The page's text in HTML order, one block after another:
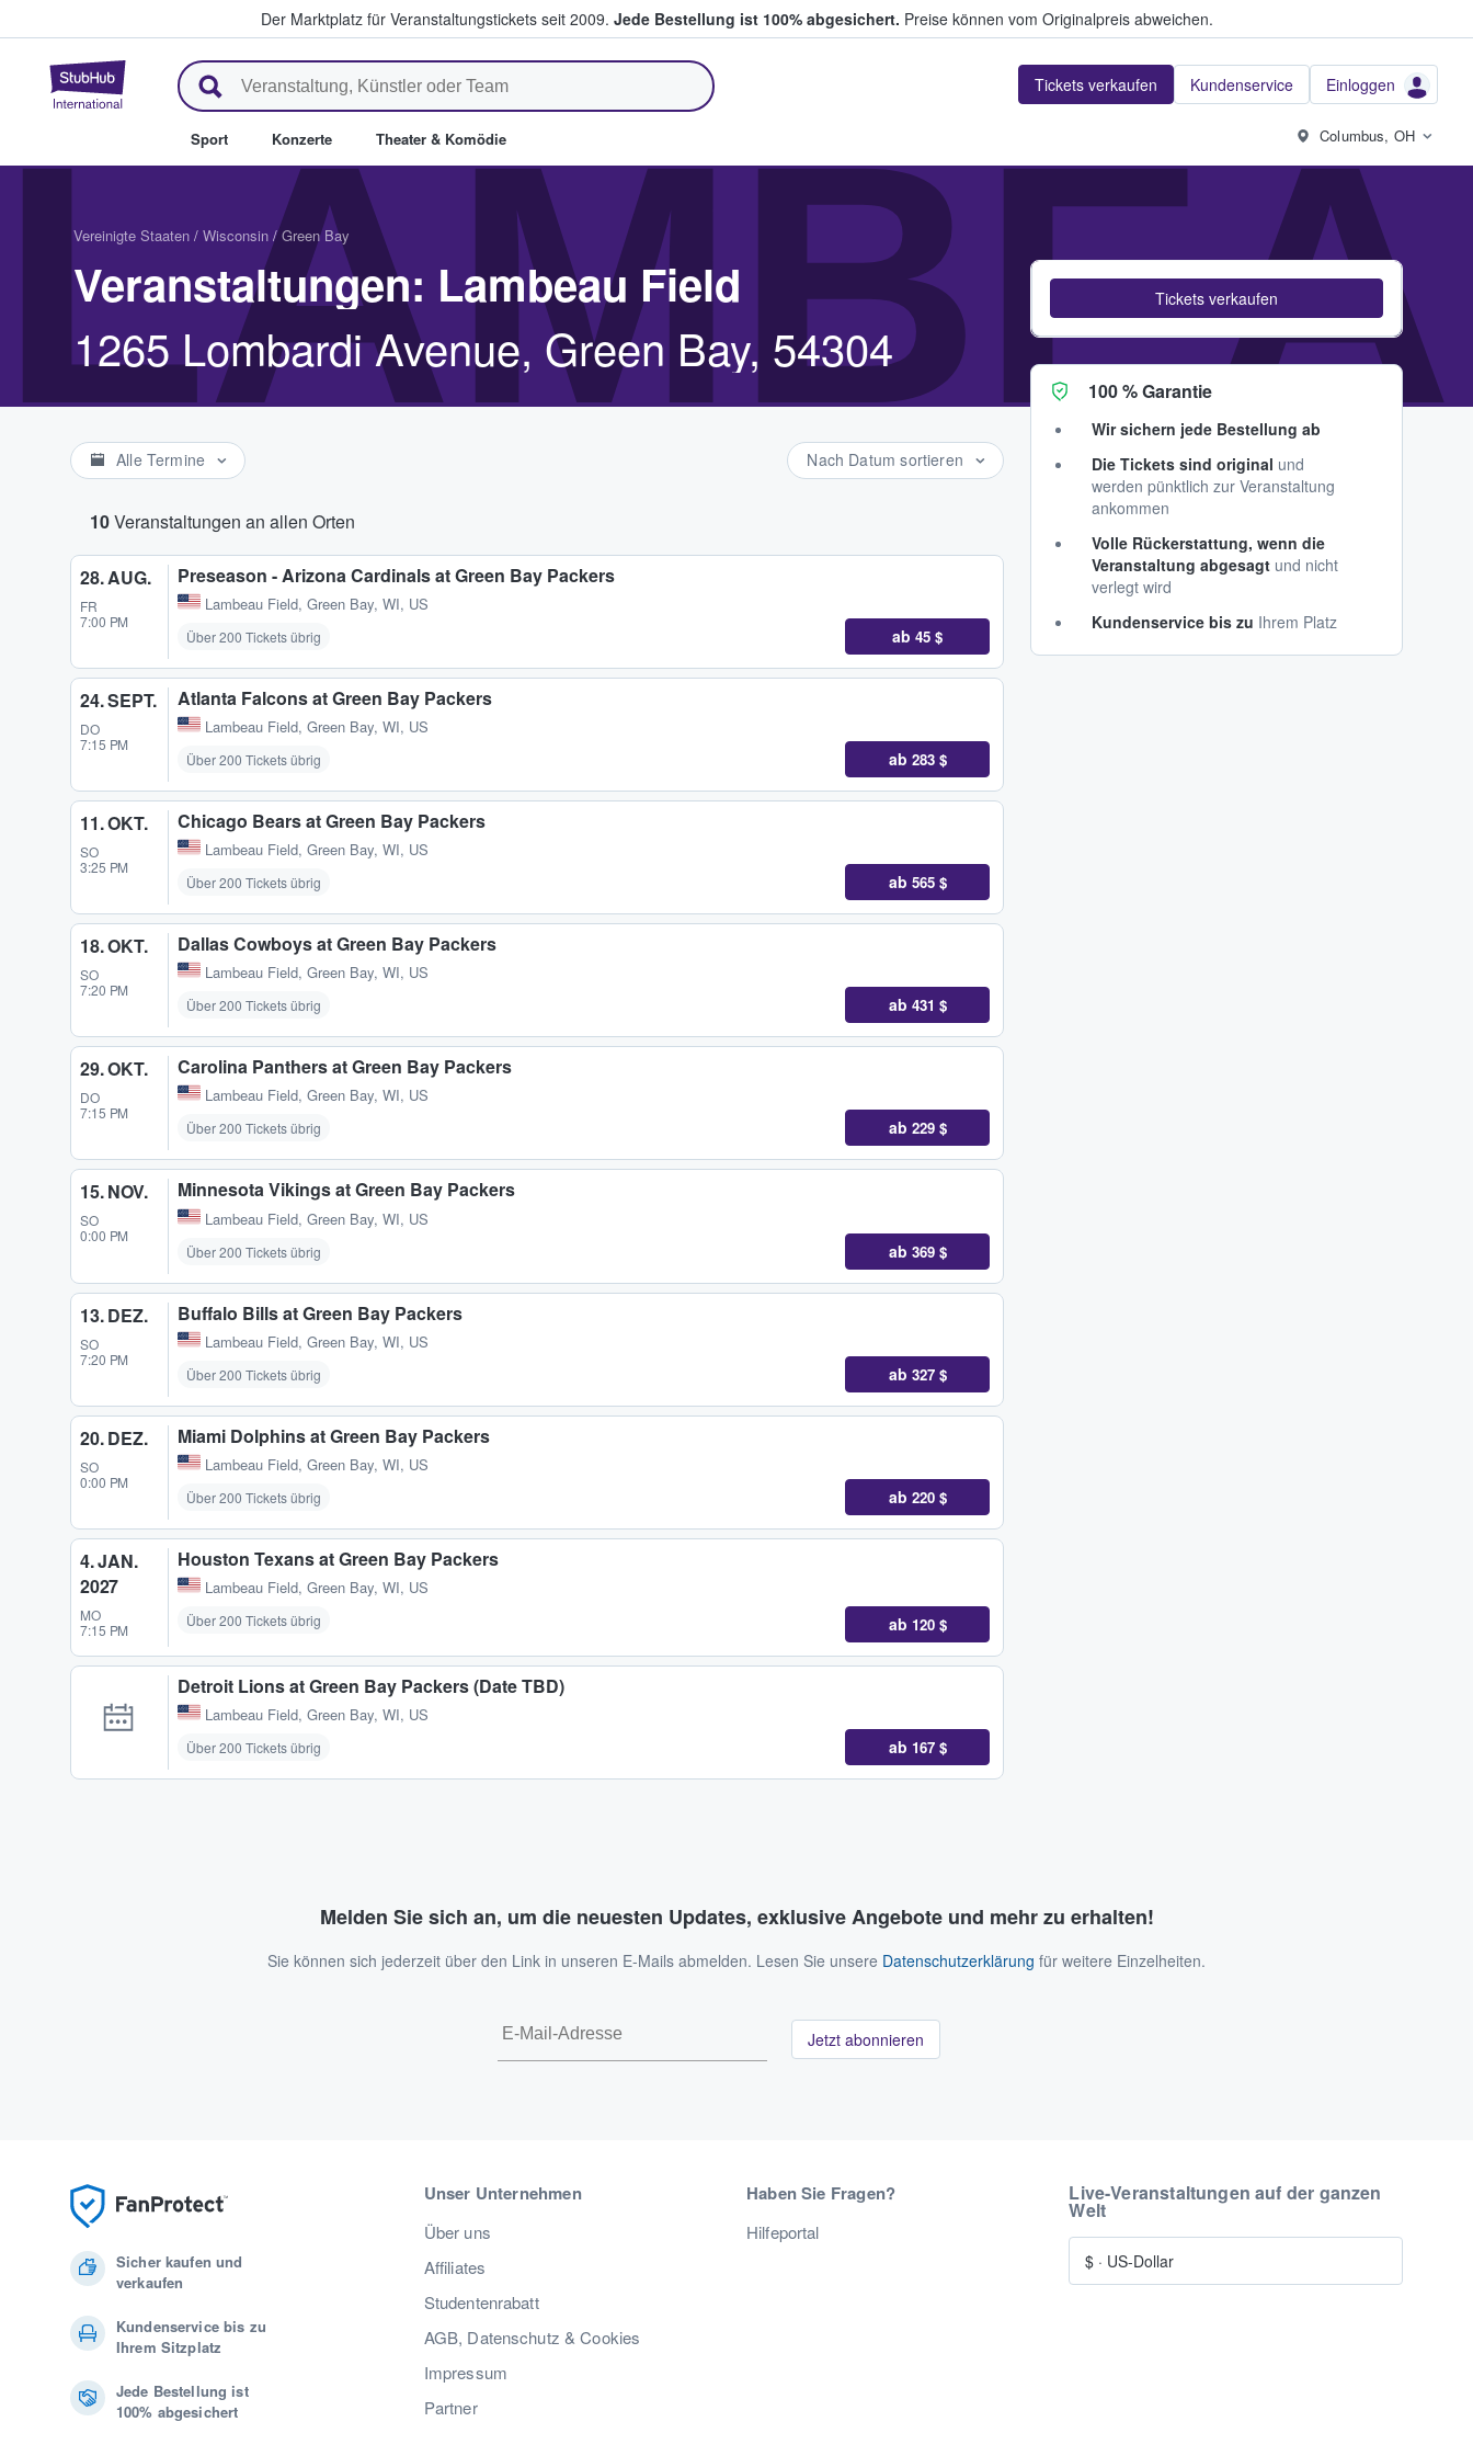
Der Marktplatz für Veranstaltungstickets seit 2009. Jede Bestellung ist 100% abgesichert. Preise können vom Originalpreis abweichen.
StubHub - Wo Fans Tickets kaufen & verkaufen Tickets verkaufen Kundenservice Einloggen
Sport Konzerte Theater & Komödie Columbus, OH
Vereinigte Staaten / Wisconsin / Green Bay
Veranstaltungen: Lambeau Field
1265 Lombardi Avenue, Green Bay, 54304
Alle Termine Nach Datum sortieren
10Veranstaltungen an allen Orten
28. AUG.
FR
7:00 PM
Preseason - Arizona Cardinals at Green Bay Packers
Lambeau Field, Green Bay, WI, US
Über 200 Tickets übrig ab 45 $
24. SEPT.
DO
7:15 PM
Atlanta Falcons at Green Bay Packers
Lambeau Field, Green Bay, WI, US
Über 200 Tickets übrig ab 283 $
11. OKT.
SO
3:25 PM
Chicago Bears at Green Bay Packers
Lambeau Field, Green Bay, WI, US
Über 200 Tickets übrig ab 565 $
18. OKT.
SO
7:20 PM
Dallas Cowboys at Green Bay Packers
Lambeau Field, Green Bay, WI, US
Über 200 Tickets übrig ab 431 $
29. OKT.
DO
7:15 PM
Carolina Panthers at Green Bay Packers
Lambeau Field, Green Bay, WI, US
Über 200 Tickets übrig ab 229 $
15. NOV.
SO
0:00 PM
Minnesota Vikings at Green Bay Packers
Lambeau Field, Green Bay, WI, US
Über 200 Tickets übrig ab 369 $
13. DEZ.
SO
7:20 PM
Buffalo Bills at Green Bay Packers
Lambeau Field, Green Bay, WI, US
Über 200 Tickets übrig ab 327 $
20. DEZ.
SO
0:00 PM
Miami Dolphins at Green Bay Packers
Lambeau Field, Green Bay, WI, US
Über 200 Tickets übrig ab 220 $
4. JAN.
2027
MO
7:15 PM
Houston Texans at Green Bay Packers
Lambeau Field, Green Bay, WI, US
Über 200 Tickets übrig ab 120 $
Detroit Lions at Green Bay Packers (Date TBD)
Lambeau Field, Green Bay, WI, US
Über 200 Tickets übrig ab 167 $
Tickets verkaufen
100 % Garantie
Wir sichern jede Bestellung ab
Die Tickets sind original und
werden pünktlich zur Veranstaltung
ankommen
Volle Rückerstattung, wenn die
Veranstaltung abgesagt und nicht
verlegt wird
Kundenservice bis zu Ihrem Platz
Melden Sie sich an, um die neuesten Updates, exklusive Angebote und mehr zu erhalten!
Sie können sich jederzeit über den Link in unseren E-Mails abmelden. Lesen Sie unsere Datenschutzerklärung für weitere Einzelheiten.
Jetzt abonnieren
Sicher kaufen und
verkaufen
Kundenservice bis zu
Ihrem Sitzplatz
Jede Bestellung ist
100% abgesichert
Unser Unternehmen
Über uns
Affiliates
Studentenrabatt
AGB, Datenschutz & Cookies
Impressum
Partner
Haben Sie Fragen?
Hilfeportal
Live-Veranstaltungen auf der ganzen
Welt
$ · US-Dollar